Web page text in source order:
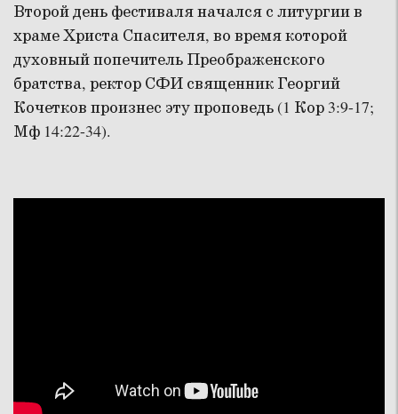
Второй день фестиваля начался с литургии в
храме Христа Спасителя, во время которой
духовный попечитель Преображенского
братства, ректор СФИ священник Георгий
Кочетков произнес эту проповедь (1 Кор 3:9-17;
Мф 14:22-34).